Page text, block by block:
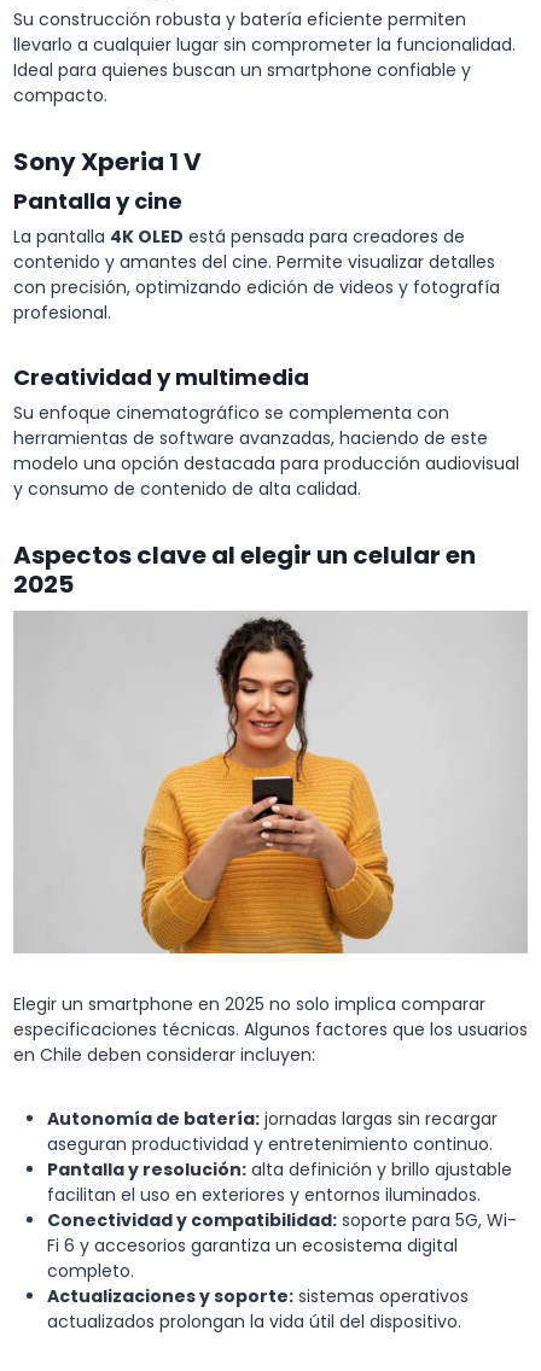
Su construcción robusta y batería eficiente permiten
llevarlo a cualquier lugar sin comprometer la funcionalidad.
Ideal para quienes buscan un smartphone confiable y
compacto.
Sony Xperia 1 V
Pantalla y cine
La pantalla 4K OLED está pensada para creadores de
contenido y amantes del cine. Permite visualizar detalles
con precisión, optimizando edición de videos y fotografía
profesional.
Creatividad y multimedia
Su enfoque cinematográfico se complementa con
herramientas de software avanzadas, haciendo de este
modelo una opción destacada para producción audiovisual
y consumo de contenido de alta calidad.
Aspectos clave al elegir un celular en
2025
Elegir un smartphone en 2025 no solo implica comparar
especificaciones técnicas. Algunos factores que los usuarios
en Chile deben considerar incluyen:
Autonomía de batería: jornadas largas sin recargar
aseguran productividad y entretenimiento continuo.
Pantalla y resolución: alta definición y brillo ajustable
facilitan el uso en exteriores y entornos iluminados.
Conectividad y compatibilidad: soporte para 5G, Wi-
Fi 6 y accesorios garantiza un ecosistema digital
completo.
Actualizaciones y soporte: sistemas operativos
actualizados prolongan la vida útil del dispositivo.